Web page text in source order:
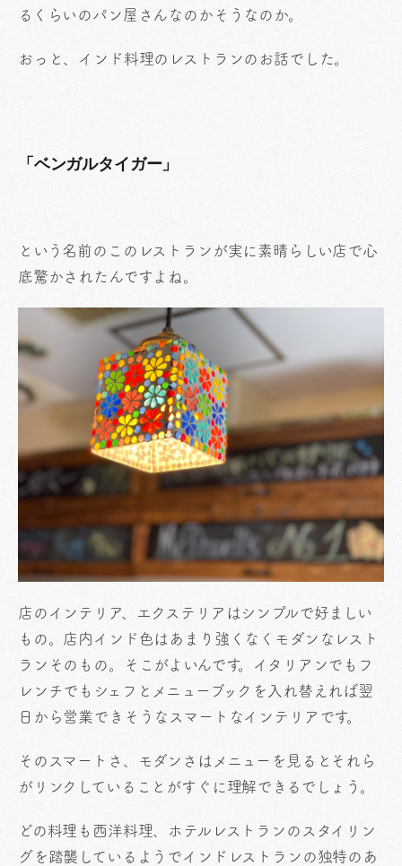
るくらいのパン屋さんなのかそうなのか。
おっと、インド料理のレストランのお話でした。
「ベンガルタイガー」
という名前のこのレストランが実に素晴らしい店で心
底驚かされたんですよね。
店のインテリア、エクステリアはシンプルで好ましい
もの。店内インド色はあまり強くなくモダンなレスト
ランそのもの。そこがよいんです。イタリアンでもフ
レンチでもシェフとメニューブックを入れ替えれば翌
日から営業できそうなスマートなインテリアです。
そのスマートさ、モダンさはメニューを見るとそれら
がリンクしていることがすぐに理解できるでしょう。
どの料理も西洋料理、ホテルレストランのスタイリン
グを踏襲しているようでインドレストランの独特のあ